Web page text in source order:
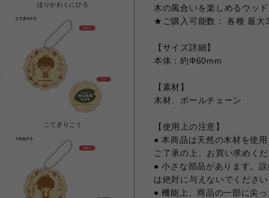
ほりかわくにひろ
こてぎりごう
木の風合いを楽しめるウッ
★ご購入可能数： 各種 最大
【サイズ詳細】
本体：約Φ60mm
【素材】
木材、ボールチェーン
【使用上の注意】
● 本商品は天然の木材を使
ご了承の上、お買い求めく
● 小さな部品があります。
は絶対に与えないでくださ
● 機能上、商品の一部に尖